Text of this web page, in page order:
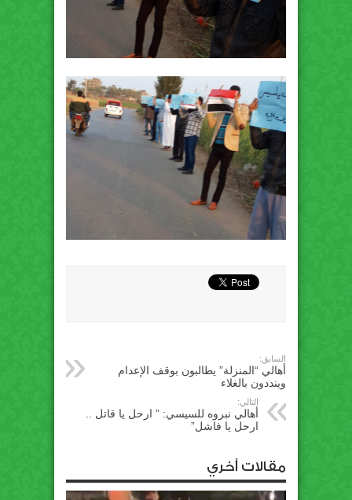
السابق:
أهالي “المنزلة” يطالبون بوقف الإعدام
وينددون بالغلاء
التالي:
أهالي نبروه للسيسي: ” ارحل يا قاتل ..
ارحل يا فاشل”
مقالات أخري